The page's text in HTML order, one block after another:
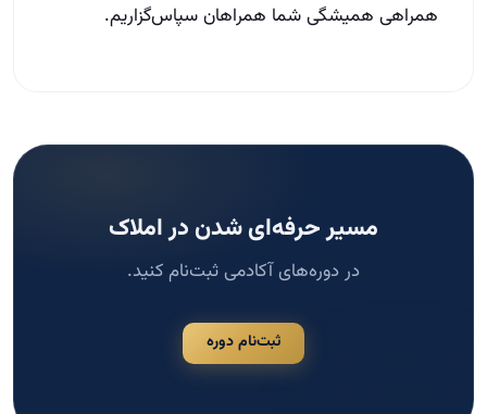
همراهی همیشگی شما همراهان سپاس‌گزاریم.
مسیر حرفه‌ای شدن در املاک
در دوره‌های آکادمی ثبت‌نام کنید.
ثبت‌نام دوره